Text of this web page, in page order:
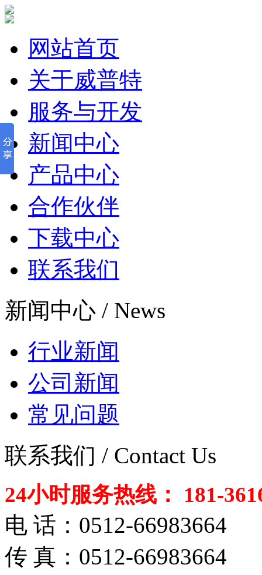
网站首页
关于威普特
服务与开发
新闻中心
产品中心
合作伙伴
下载中心
联系我们
新闻中心 / News
行业新闻
公司新闻
常见问题
联系我们 / Contact Us
24小时服务热线： 181-
电 话：0512-66983664
传 真：0512-66983664